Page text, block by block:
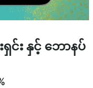
း နှင့် ဘောနပ်